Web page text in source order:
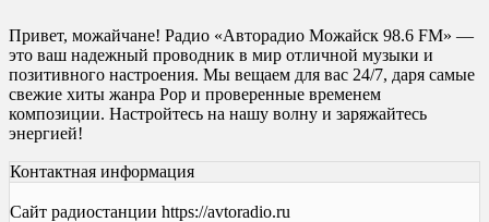
Привет, можайчане! Радио «Авторадио Можайск 98.6 FM» —
это ваш надежный проводник в мир отличной музыки и
позитивного настроения. Мы вещаем для вас 24/7, даря самые
свежие хиты жанра Pop и проверенные временем
композиции. Настройтесь на нашу волну и заряжайтесь
энергией!
Контактная информация
Сайт радиостанции https://avtoradio.ru